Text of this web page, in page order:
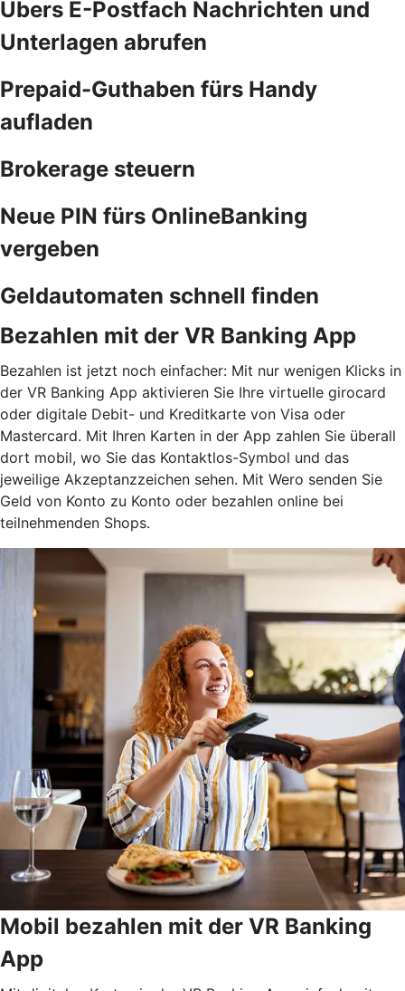
Übers E-Postfach Nachrichten und
Unterlagen abrufen
Prepaid-Guthaben fürs Handy
aufladen
Brokerage steuern
Neue PIN fürs OnlineBanking
vergeben
Geldautomaten schnell finden
Bezahlen mit der VR Banking App
Bezahlen ist jetzt noch einfacher: Mit nur wenigen Klicks in
der VR Banking App aktivieren Sie Ihre virtuelle girocard
oder digitale Debit- und Kreditkarte von Visa oder
Mastercard. Mit Ihren Karten in der App zahlen Sie überall
dort mobil, wo Sie das Kontaktlos-Symbol und das
jeweilige Akzeptanzzeichen sehen. Mit Wero senden Sie
Geld von Konto zu Konto oder bezahlen online bei
teilnehmenden Shops.
Mobil bezahlen mit der VR Banking
App